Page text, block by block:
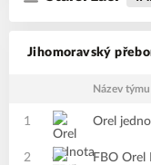
Jihomoravský
Název týmu
1 Orel
2 FBO Orel